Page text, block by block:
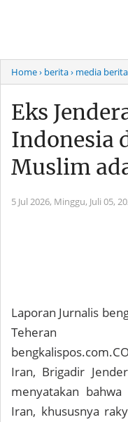
Home› berita› media berita
Eks
Indonesia
Muslim
5 Jul 2026, Minggu, Juli 05,
Laporan Jurnalis
Teheran
Iran, Brigadir
menyatakan
Iran, khususnya